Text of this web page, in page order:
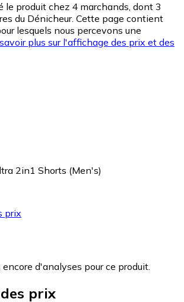
le produit chez 4 marchands, dont 3
du Dénicheur. Cette page contient
lesquels nous percevons une
plus sur l'affichage des prix et des
2in1 Shorts (Men's)
prix
d'analyses pour ce produit.
prix